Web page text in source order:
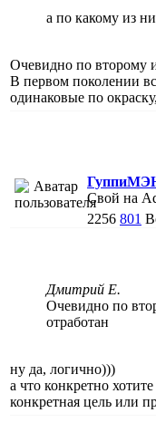
а по какому из
Очевидно по второму
В первом поколении
одинаковые по
Свой на
2256 801
Дмитрий Е.
Очевидно по
отработан
ну да, логично)))
а что конкретно
конкретная цель или